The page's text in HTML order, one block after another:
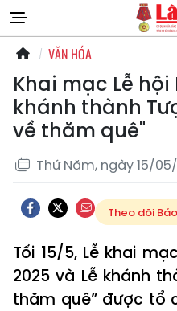
VĂN HÓA
Khai mạc Lễ hội
khánh thành
về thăm quê"
Thứ Năm, ngày 15/
Theo dõi
Tối 15/5, Lễ khai
2025 và Lễ khánh
thăm quê” được tổ